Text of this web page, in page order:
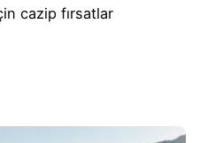
cazip fırsatlar